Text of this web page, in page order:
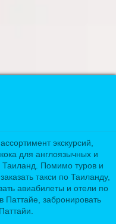
экскурсий,
для англоязычных и
Таиланд. Помимо туров и
такси по Таиланду,
авиабилеты и отели по
Паттайе, забронировать